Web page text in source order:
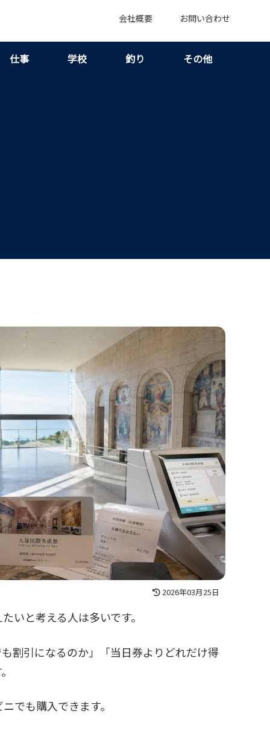
会社概要 お問い合わせ
仕事 学校 釣り その他
える？最安の買い方と注意点
2026年03月25日
いと考える人は多いです。
割引になるのか」「当日券よりどれだけ得
でも購入できます。